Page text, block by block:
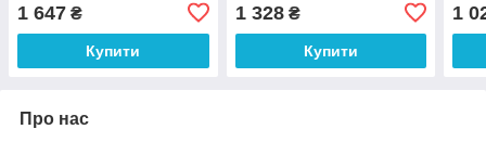
1 647 ₴
Купити
1 328₴
Купити
1
Про нас